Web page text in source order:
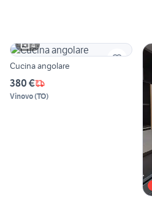
4
Cucina angolare
380 €
Vinovo(TO)